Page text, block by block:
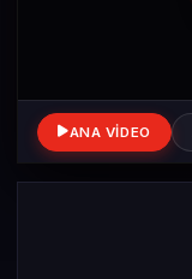
ANA VIDEO